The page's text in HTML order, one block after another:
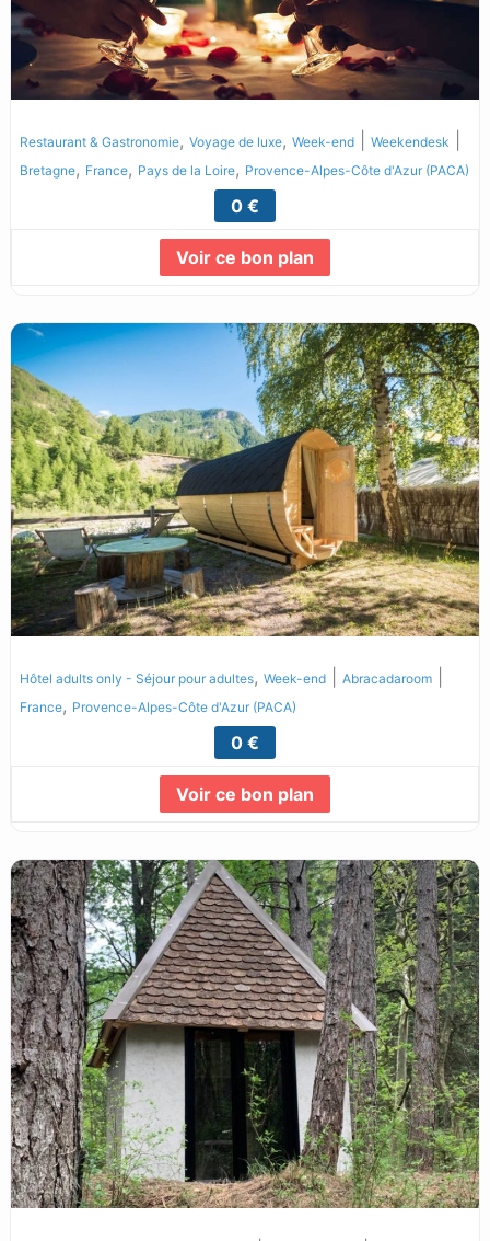
Restaurant & Gastronomie, Voyage de luxe, Week-end| Weekendesk
Bretagne, France, Pays de la Loire, Provence-Alpes-Côte d'Azur (PACA)
0 €
Voir ce bon plan
Lire la suite...
Hôtel adults only - Séjour pour adultes, Week-end| Abracadaroom|
France, Provence-Alpes-Côte d'Azur (PACA)
0 €
Voir ce bon plan
Lire la suite...